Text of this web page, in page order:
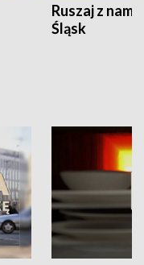
Ruszaj z
Śląsk